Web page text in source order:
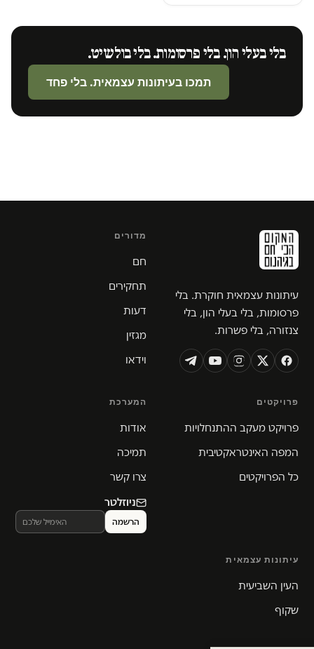
בלי בעלי הון. בלי פרסומות. בלי בולשיט.
תמכו בעיתונות עצמאית. בלי פחד
עיתונות עצמאית חוקרת. בלי
פרסומות, בלי בעלי הון, בלי
צנזורה, בלי פשרות.
מדורים
חם
תחקירים
דעות
מגזין
וידאו
פרויקטים
פרויקט מעקב ההתנחלויות
המפה האינטראקטיבית
כל הפרויקטים
המערכת
אודות
תמיכה
צרו קשר
ניוזלטר
עיתונות עצמאית
העין השביעית
שקוף